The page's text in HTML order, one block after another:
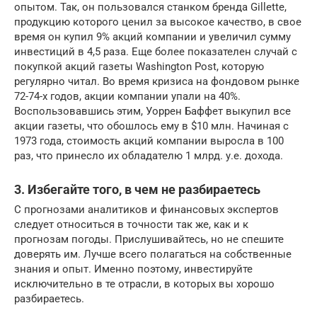
опытом. Так, он пользовался станком бренда Gillette,
продукцию которого ценил за высокое качество, в свое
время он купил 9% акций компании и увеличил сумму
инвестиций в 4,5 раза. Еще более показателен случай с
покупкой акций газеты Washington Post, которую
регулярно читал. Во время кризиса на фондовом рынке
72-74-х годов, акции компании упали на 40%.
Воспользовавшись этим, Уоррен Баффет выкупил все
акции газеты, что обошлось ему в $10 млн. Начиная с
1973 года, стоимость акций компании выросла в 100
раз, что принесло их обладателю 1 млрд. у.е. дохода.
3. Избегайте того, в чем не разбираетесь
С прогнозами аналитиков и финансовых экспертов
следует относиться в точности так же, как и к
прогнозам погоды. Прислушивайтесь, но не спешите
доверять им. Лучше всего полагаться на собственные
знания и опыт. Именно поэтому, инвестируйте
исключительно в те отрасли, в которых вы хорошо
разбираетесь.